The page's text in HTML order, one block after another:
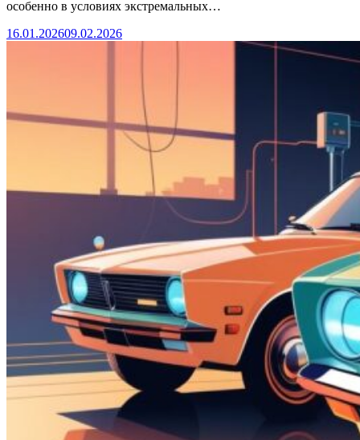
особенно в условиях экстремальных…
16.01.202609.02.2026